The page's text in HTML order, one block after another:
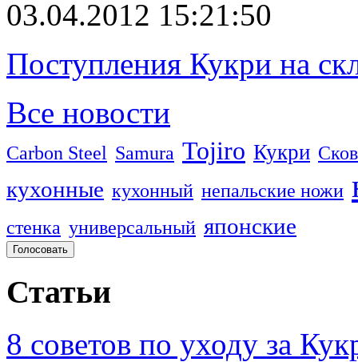
03.04.2012 15:21:50
Поступления Кукри на
Все новости
Carbon Steel Samura Tojiro Кукри
кухонные кухонный непальские ножи
стенка универсальный японские
Статьи
8 советов по уходу за